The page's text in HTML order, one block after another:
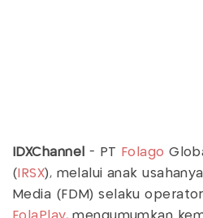
IDXChannel - PT Folago
( IRSX), melalui anak
Media (FDM) selaku